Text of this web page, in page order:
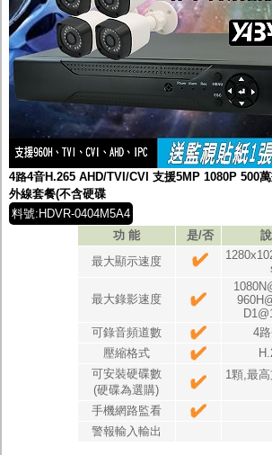
4路4音H.265 AHD/TVI/CVI 支援5MP 1080P 500
外線套餐(不含硬碟
料號:HDVR-0404M5A4
功 能
是/否
最大顯示速度
最大錄影速度
可錄音頻道數
4
壓縮格式
可安裝硬碟數
(硬碟為選購)
1顆,最
手機網路監看
警報輸入輸出